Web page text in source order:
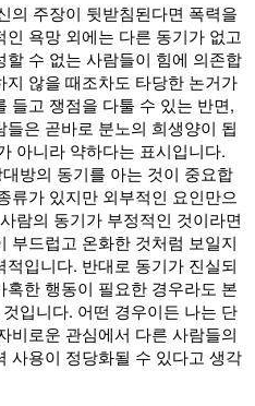
의 주장이 뒷받침된다면 폭력을
욕망 외에는 다른 동기가 없고
수 없는 사람들이 힘에 의존합
않을 때조차도 타당한 논거가
들고 쟁점을 다툴 수 있는 반면,
은 곧바로 분노의 희생양이 됩
아니라 약하다는 표시입니다.
방의 동기를 아는 것이 중요합
류가 있지만 외부적인 요인만으
람의 동기가 부정적인 것이라면
부드럽고 온화한 것처럼 보일지
입니다. 반대로 동기가 진실되
한 행동이 필요한 경우라도 본
입니다. 어떤 경우이든 나는 단
비로운 관심에서 다른 사람들의
사용이 정당화될 수 있다고 생각